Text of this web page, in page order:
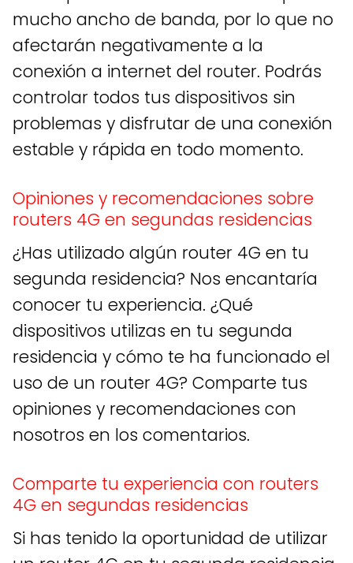
mucho ancho de banda, por lo que no
afectarán negativamente a la
conexión a internet del router. Podrás
controlar todos tus dispositivos sin
problemas y disfrutar de una conexión
estable y rápida en todo momento.
Opiniones y recomendaciones sobre
routers 4G en segundas residencias
¿Has utilizado algún router 4G en tu
segunda residencia? Nos encantaría
conocer tu experiencia. ¿Qué
dispositivos utilizas en tu segunda
residencia y cómo te ha funcionado el
uso de un router 4G? Comparte tus
opiniones y recomendaciones con
nosotros en los comentarios.
Comparte tu experiencia con routers
4G en segundas residencias
Si has tenido la oportunidad de utilizar